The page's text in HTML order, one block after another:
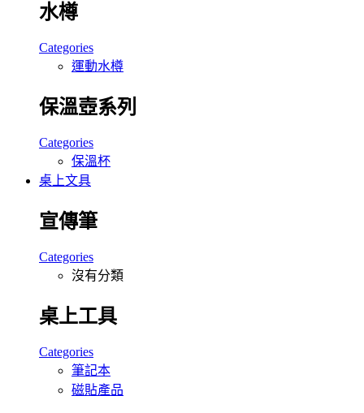
水樽
Categories
運動水樽
保溫壺系列
Categories
保溫杯
桌上文具
宣傳筆
Categories
沒有分類
桌上工具
Categories
筆記本
磁貼產品